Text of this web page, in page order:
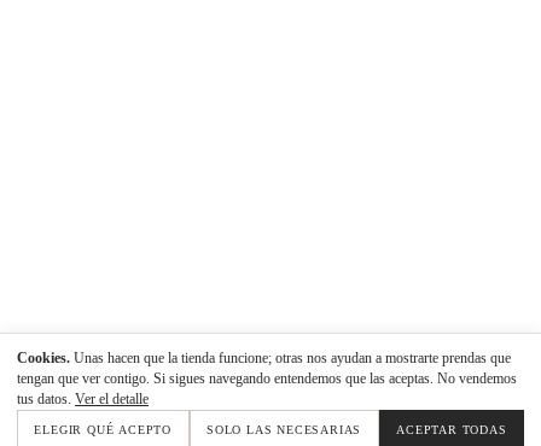
Cookies. Unas hacen que la tienda funcione; otras nos ayudan a mostrarte prendas que
tengan que ver contigo. Si sigues navegando entendemos que las aceptas. No vendemos
tus datos. Ver el detalle
ELEGIR QUÉ ACEPTO SOLO LAS NECESARIAS ACEPTAR TODAS